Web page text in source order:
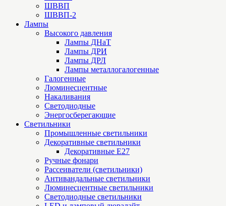
ШВВП
ШВВП-2
Лампы
Высокого давления
Лампы ДНаТ
Лампы ДРИ
Лампы ДРЛ
Лампы металлогалогенные
Галогенные
Люминесцентные
Накаливания
Светодиодные
Энергосберегающие
Светильники
Промышленные светильники
Декоративные светильники
Декоративные Е27
Ручные фонари
Рассеиватели (светильники)
Антивандальные светильники
Люминесцентные светильники
Cветодиодные светильники